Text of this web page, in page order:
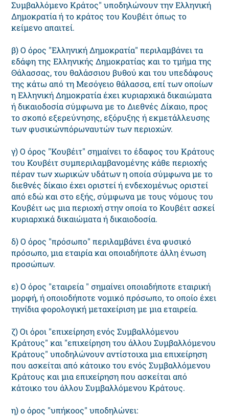
Συμβαλλόμενο Κράτος" υποδηλώνουν την Ελληνική
Δημοκρατία ή το κράτος του Κουβέιτ όπως το
κείμενο απαιτεί.
β) Ο όρος "Ελληνική Δημοκρατία" περιλαμβάνει τα
εδάφη της Ελληνικής Δημοκρατίας και το τμήμα της
Θάλασσας, του θαλάσσιου βυθού και του υπεδάφους
της κάτω από τη Μεσόγειο θάλασσα, επί των οποίων
η Ελληνική Δημοκρατία έχει κυριαρχικά δικαιώματα
ή δικαιοδοσία σύμφωνα με το Διεθνές Δίκαιο, προς
το σκοπό εξερεύνησης, εξόρυξης ή εκμετάλλευσης
των φυσικώνπόρωναυτών των περιοχών.
γ) Ο όρος "Κουβέιτ" σημαίνει το έδαφος του Κράτους
του Κουβέιτ συμπεριλαμβανομένης κάθε περιοχής
πέραν των χωρικών υδάτων η οποία σύμφωνα με το
διεθνές δίκαιο έχει οριστεί ή ενδεχομένως οριστεί
από εδώ και στο εξής, σύμφωνα με τους νόμους του
Κουβέιτ ως μια περιοχή στην οποία το Κουβέιτ ασκεί
κυριαρχικά δικαιώματα ή δικαιοδοσία.
δ) Ο όρος "πρόσωπο" περιλαμβάνει ένα φυσικό
πρόσωπο, μια εταιρία και οποιαδήποτε άλλη ένωση
προσώπων.
ε) Ο όρος "εταιρεία " σημαίνει οποιαδήποτε εταιρική
μορφή, ή οποιοδήποτε νομικό πρόσωπο, το οποίο έχει
τηνίδια φορολογική μεταχείριση με μια εταιρεία.
ζ) Οι όροι "επιχείρηση ενός Συμβαλλόμενου
Κράτους" και "επιχείρηση του άλλου Συμβαλλόμενου
Κράτους" υποδηλώνουν αντίστοιχα μια επιχείρηση
που ασκείται από κάτοικο του ενός Συμβαλλόμενου
Κράτους και μια επιχείρηση που ασκείται από
κάτοικο του άλλου Συμβαλλόμενου Κράτους.
η) ο όρος "υπήκοος" υποδηλώνει: